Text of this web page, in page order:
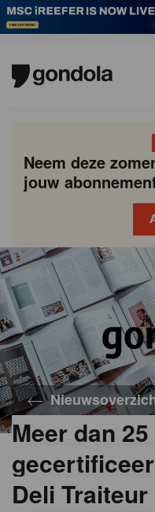
Neem deze
jouw
Meer dan 25
Deli Traiteur
Gondola
academy
Gondola
society